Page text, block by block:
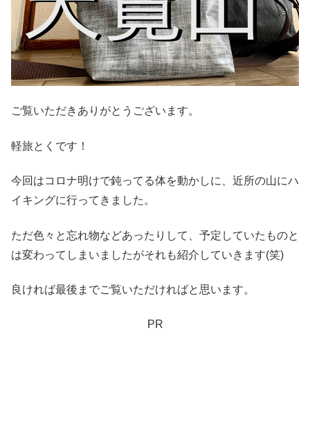
ご覧いただきありがとうございます。
軽旅とくです！
今回はコロナ明けで鈍ってる体を動かしに、近所の山にハ
イキングに行ってきました。
ただ色々と忘れ物などあったりして、予定していたものと
は変わってしまいましたがそれも紹介していきます(笑)
良ければ最後までご覧いただければと思います。
PR